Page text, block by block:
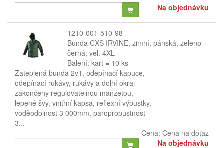
Na objednávku
1210-001-510-98
Bunda CXS IRVINE, zimní, pánská, zeleno-
černá, vel. 4XL
Balení: kart = 10 ks
Zateplená bunda 2v1, odepínací kapuce,
odepínací rukávy, rukávy a dolní okraj
zakončeny regulovatelnou manžetou,
lepené švy, vnitřní kapsa, reflexní výpustky,
voděodolnost 3 000mm, paropropustnost
3...
Cena: Cena na dotaz
Na objednávku